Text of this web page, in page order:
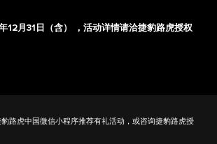
12月31日（含） ，活动详情请洽捷豹路虎授权
路虎中国微信小程序推荐有礼活动，或咨询捷豹路虎授